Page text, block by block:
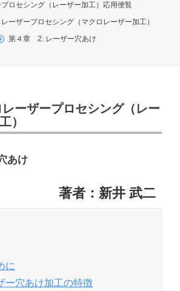
光基礎・光源
光応用・アプリケーショ
ロセシング（レーザー加工）応用便覧
ーザープロセシング（マクロレーザー加工）
第４章 2. レーザー穴あけ
ーザープロセシング（レー
）
あけ
著者：新井 武二
に
ー穴あけ加工の特徴